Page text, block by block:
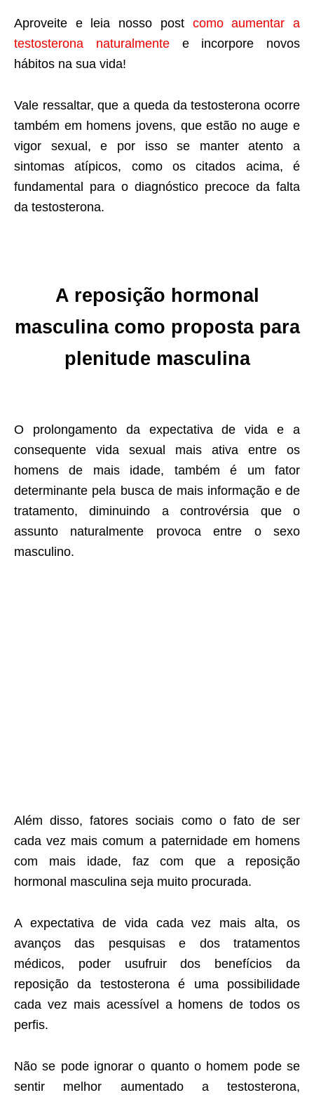
Aproveite e leia nosso post como aumentar a
testosterona naturalmentee incorpore novos
hábitos na sua vida!
Vale ressaltar, que a queda da testosterona ocorre
também em homens jovens, que estão no auge e
vigor sexual, e por isso se manter atento a
sintomas atípicos, como os citados acima, é
fundamental para o diagnóstico precoce da falta
da testosterona.
A reposição hormonal
masculina como proposta para
plenitude masculina
O prolongamento da expectativa de vida e a
consequente vida sexual mais ativa entre os
homens de mais idade, também é um fator
determinante pela busca de mais informação e de
tratamento, diminuindo a controvérsia que o
assunto naturalmente provoca entre o sexo
masculino.
Além disso, fatores sociais como o fato de ser
cada vez mais comum a paternidade em homens
com mais idade, faz com que a reposição
hormonal masculina seja muito procurada.
A expectativa de vida cada vez mais alta, os
avanços das pesquisas e dos tratamentos
médicos, poder usufruir dos benefícios da
reposição da testosterona é uma possibilidade
cada vez mais acessível a homens de todos os
perfis.
Não se pode ignorar o quanto o homem pode se
sentir melhor aumentado a testosterona,